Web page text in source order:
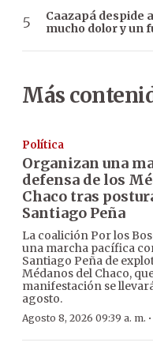
Caazapá despide
mucho dolor y un
Más
Política
Organizan una
defensa de los
Chaco tras
Santiago Peña
La coalición Por los
una marcha pacífica
Santiago Peña de
Médanos del Chaco,
manifestación se
agosto.
Agosto 8, 2026 09:39 a. m. ·